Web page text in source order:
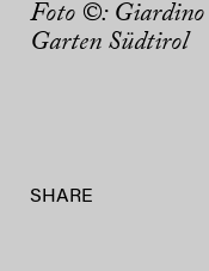
Foto ©: Giardino
Garten Südtirol
SHARE